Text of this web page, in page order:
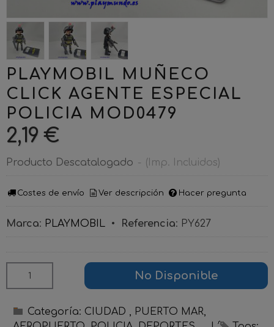
PLAYMOBIL MUÑECO
CLICK AGENTE ESPECIAL
POLICIA MOD0479
2,19 €
Producto Descatalogado - (Imp. Incluidos)
Costes de envío Ver descripción Hacer pregunta
Marca: PLAYMOBIL • Referencia: PY627
No Disponible
Categoría: CIUDAD , PUERTO MAR,